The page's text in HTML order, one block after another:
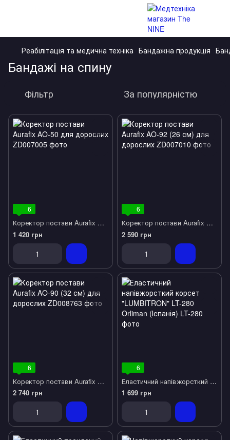
Реабілітація та медична техніка Бандажна продукція
Бандажі на спину
Фільтр За популярністю
6
Коректор постави Aurafix AO-50 для дорослих
1 420 грн
6
Коректор постави Aurafix AO-92 (26 см) для дорослих
2 590 грн
6
Коректор постави Aurafix AO-90 (32 см) для дорослих
2 740 грн
6
Еластичний напівжорсткий корсет "LUMBITRON" LT-280 Orliman (Іспанія)
1 699 грн